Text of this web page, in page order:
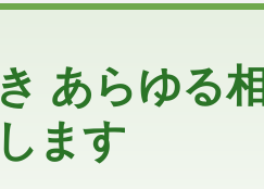
あらゆる相
ます